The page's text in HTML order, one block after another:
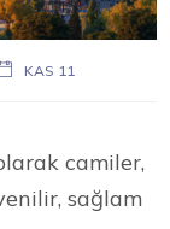
KAS 11
camiler,
sağlam